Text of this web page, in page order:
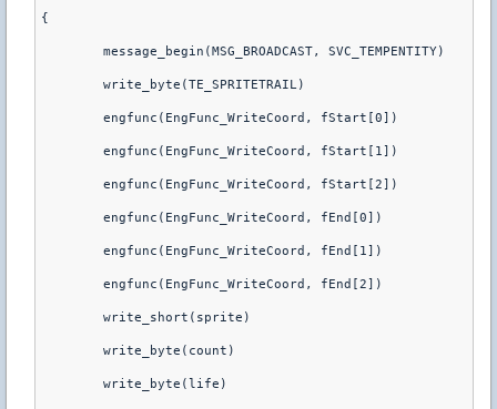
{
	message_begin(MSG_BROADCAST, SVC_TEMPENTITY)
	write_byte(TE_SPRITETRAIL)
	engfunc(EngFunc_WriteCoord, fStart[0])
	engfunc(EngFunc_WriteCoord, fStart[1])
	engfunc(EngFunc_WriteCoord, fStart[2])
	engfunc(EngFunc_WriteCoord, fEnd[0])
	engfunc(EngFunc_WriteCoord, fEnd[1])
	engfunc(EngFunc_WriteCoord, fEnd[2])
	write_short(sprite)
	write_byte(count)
	write_byte(life)